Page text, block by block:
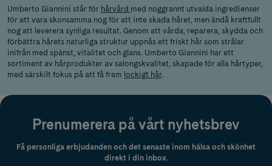
Umberto Giannini står för hårvård med noggrannt utvalda ingredienser
för att vara skonsamma nog för att inte skada håret, men ändå kraftfullt
nog att leverera synliga resultat. Genom att vårda, reparera, skydda och
förbättra hårets naturliga struktur uppnås ett friskt hår som strålar
inifrån med spänst, vitalitet och glans. Umberto Giannini har ett
sortiment av hårprodukter av salongskvalitet, skapade för alla hårtyper,
med särskilt fokus på att få fram lockigt hår.
Prenumerera på vårt nyhetsbrev
Få personliga erbjudanden och det senaste inom hälsa och skönhet
direkt i din inbox.